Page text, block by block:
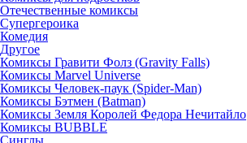
Отечественные комиксы
Супергероика
Комедия
Другое
Комиксы Гравити Фолз (Gravity Falls)
Комиксы Marvel Universe
Комиксы Человек-паук (Spider-Man)
Комиксы Бэтмен (Batman)
Комиксы Земля Королей Федора Нечитайло
Комиксы BUBBLE
Синглы